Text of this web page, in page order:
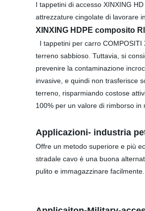
I tappetini di accesso XINXING
attrezzature cingolate di lavorare
XINXING HDPE composito
I tappetini per carro
terreno sabbioso. Tuttavia, si
prevenire la contaminazione
invasive, e quindi non trasferisce
terreno, risparmiando costose
100% per un valore di rimborso in
Applicazioni- industria
Offre un metodo superiore e più
stradale cavo è una buona
pulito e immagazzinare facilmente.